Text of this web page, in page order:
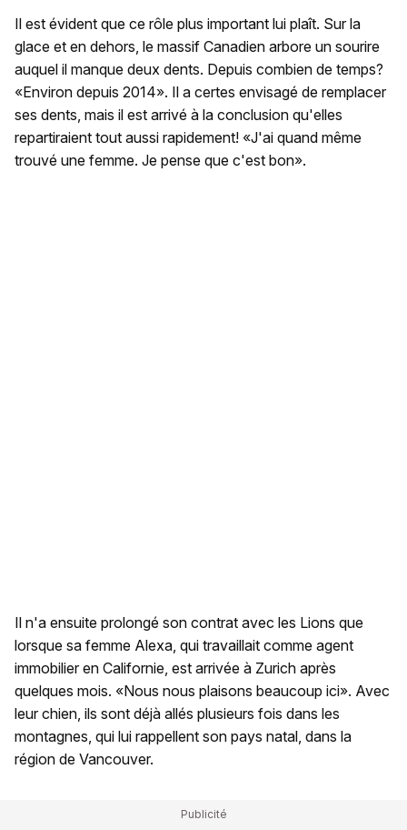
Il est évident que ce rôle plus important lui plaît. Sur la
glace et en dehors, le massif Canadien arbore un sourire
auquel il manque deux dents. Depuis combien de temps?
«Environ depuis 2014». Il a certes envisagé de remplacer
ses dents, mais il est arrivé à la conclusion qu'elles
repartiraient tout aussi rapidement! «J'ai quand même
trouvé une femme. Je pense que c'est bon».
Il n'a ensuite prolongé son contrat avec les Lions que
lorsque sa femme Alexa, qui travaillait comme agent
immobilier en Californie, est arrivée à Zurich après
quelques mois. «Nous nous plaisons beaucoup ici». Avec
leur chien, ils sont déjà allés plusieurs fois dans les
montagnes, qui lui rappellent son pays natal, dans la
région de Vancouver.